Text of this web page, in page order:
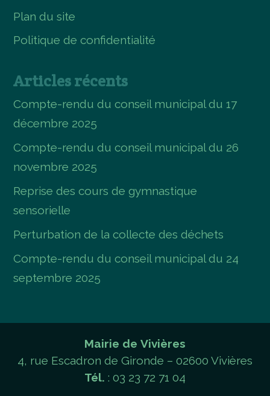
Plan du site
Politique de confidentialité
Articles récents
Compte-rendu du conseil municipal du 17
décembre 2025
Compte-rendu du conseil municipal du 26
novembre 2025
Reprise des cours de gymnastique
sensorielle
Perturbation de la collecte des déchets
Compte-rendu du conseil municipal du 24
septembre 2025
Mairie de Vivières
4, rue Escadron de Gironde – 02600 Vivières
Tél. : 03 23 72 71 04